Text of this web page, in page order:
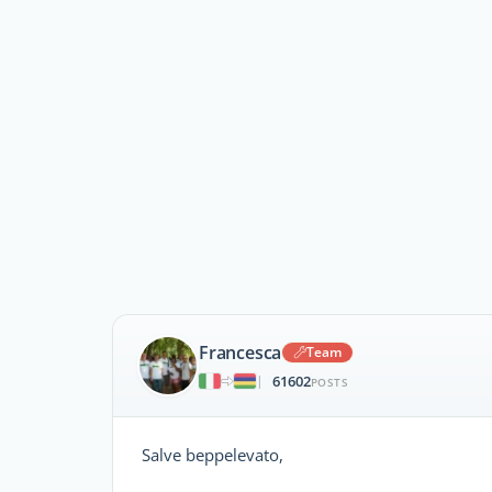
Francesca
Team
|
61602POSTS
Salve beppelevato,